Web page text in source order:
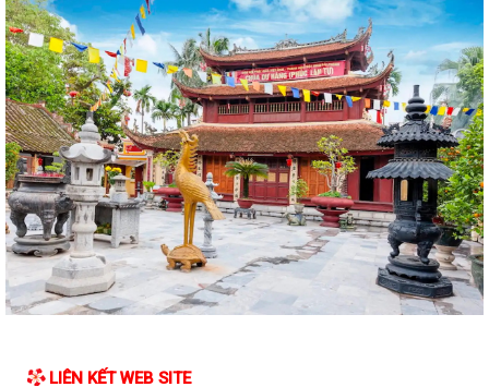
Công điện phòng chống bão số 1 (Bão MAYSAK) và mưa lũ sau bão
THÔNG BÁO Lịch tiếp công dân định kỳ của Chủ tịch Ủy ban nhân dân
xã Quý III, IV năm 2026
Bộ Chính trị tổ chức hội nghị toàn quốc sơ kết 1 năm vận hành mô hình
tổ chức tổng thể của hệ...
Luật sửa đổi bổ sung một số điều của Luật Tiếp công dân, luật khiếu
nại, luật tố cáo
Luật sửa đổi, bổ sung một số điều của Luật phòng chống tham nhũng
Chiến dịch “500 ngày đêm đẩy mạnh thực hiện tìm kiếm, quy tập và
Kỷ niệm Ngày gia đình Việt Nam 28/6
LIÊN KẾT WEB SITE